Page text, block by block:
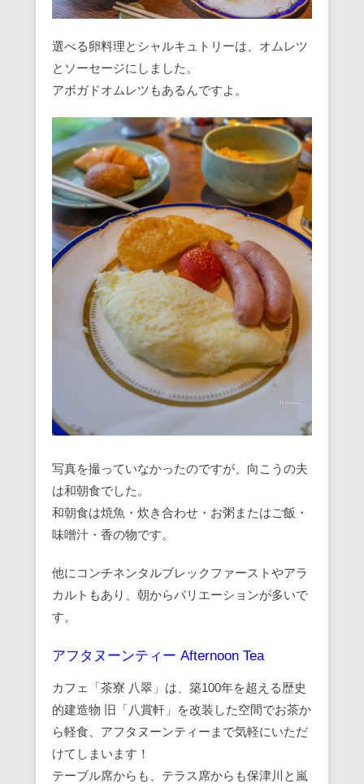
選べる卵料理とシャルキュトリーは、オムレツ
とソーセージにしました。
アボガドオムレツもあるんですよ。
写真を撮っていなかったのですが、向こうの夫
は和朝食でした。
和朝食は焼魚・炊き合わせ・お粥またはご飯・
味噌汁・香の物です。
他にコンチネンタルブレックファーストやアラ
カルトもあり、朝からバリエーションが多いで
す。
アフタヌーンティー Afternoon Tea
カフェ「茶寮 八翠」は、築100年を超える歴史
的建造物 旧「八賞軒」を改装した空間でお茶か
ら軽食、アフタヌーンティーまで気軽にいただ
けてしまいます！
テーブル席からも、テラス席からも保津川と嵐